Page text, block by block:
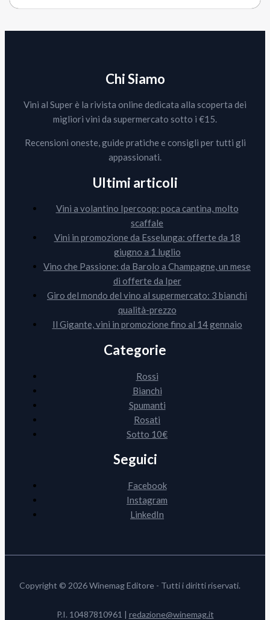
Chi Siamo
Vini al Super è la rivista online dedicata alla scoperta dei
migliori vini da supermercato sotto i €15.
Recensioni oneste, guide pratiche e consigli per tutti gli
appassionati.
Ultimi articoli
Vini a volantino Ipercoop: poca cantina, molto
scaffale
Vini in promozione da Esselunga: offerte da 18
giugno a 1 luglio
Vino che Passione: da Barolo a Champagne, un mese
di offerte da Iper
Giro del mondo del vino al supermercato: 3 bianchi
qualità-prezzo
Il Gigante, vini in promozione fino al 14 gennaio
Categorie
Rossi
Bianchi
Spumanti
Rosati
Sotto 10€
Seguici
Facebook
Instagram
LinkedIn
Copyright © 2026 Winemag Editore - Tutti i diritti riservati.
P.I. 10487810961 | redazione@winemag.it